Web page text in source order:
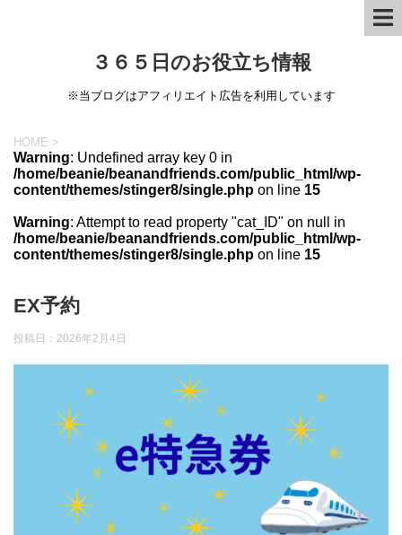
３６５日のお役立ち情報
※当ブログはアフィリエイト広告を利用しています
HOME >
Warning: Undefined array key 0 in
/home/beanie/beanandfriends.com/public_html/wp-
content/themes/stinger8/single.php on line 15
Warning: Attempt to read property "cat_ID" on null in
/home/beanie/beanandfriends.com/public_html/wp-
content/themes/stinger8/single.php on line 15
EX予約
投稿日： 2026年2月4日